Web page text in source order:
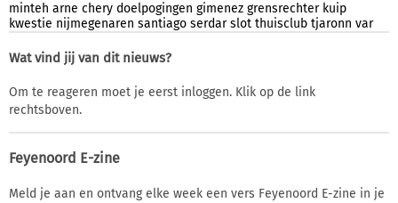
minteh arne chery doelpogingen gimenez grensrechter kuip
kwestie nijmegenaren santiago serdar slot thuisclub tjaronn var
Wat vind jij van dit nieuws?
Om te reageren moet je eerst inloggen. Klik op de link
rechtsboven.
Feyenoord E-zine
Meld je aan en ontvang elke week een vers Feyenoord E-zine in je